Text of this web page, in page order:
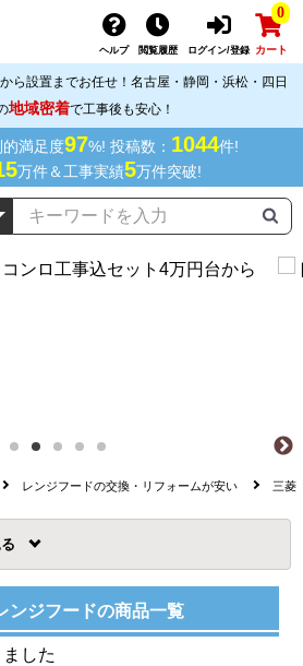
ヘルプ 閲覧履歴 ログイン/登録
0
カート
ら設置までお任せ！名古屋・静岡・浜松・四日
地域密着で工事後も安心！
的満足度97%! 投稿数： 1044件!
万件＆工事実績5万件突破!
レンジフードの交換・リフォームが安い 三菱
ンジフードの商品一覧
した